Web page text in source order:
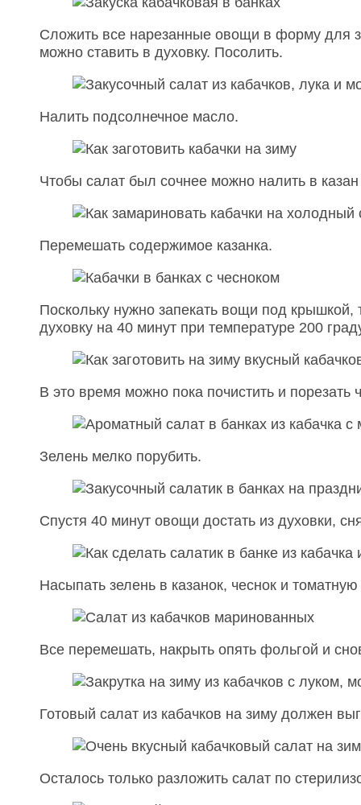
Сложить все нарезанные овощи в форму для
можно ставить в духовку. Посолить.
Налить подсолнечное масло.
Чтобы салат был сочнее можно налить в
Перемешать содержимое казанка.
Поскольку нужно запекать вощи под
духовку на 40 минут при температуре 200
В это время можно пока почистить и порезать
Зелень мелко порубить.
Спустя 40 минут овощи достать из духовки,
Насыпать зелень в казанок, чеснок и томатную
Все перемешать, накрыть опять фольгой и
Готовый салат из кабачков на зиму должен
Осталось только разложить салат по